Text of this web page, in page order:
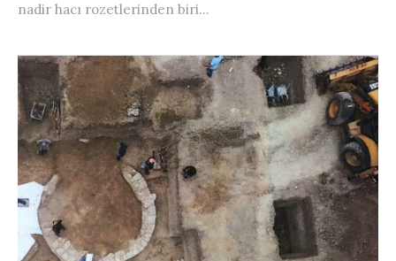
nadir hacı rozetlerinden biri...